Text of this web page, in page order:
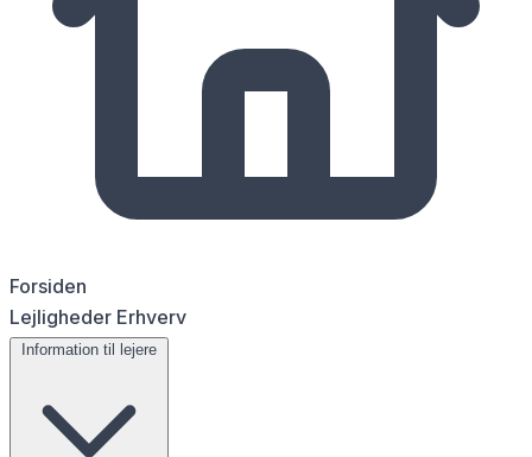
Forsiden
Lejligheder Erhverv
Information til lejere